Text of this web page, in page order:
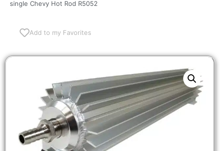
FAHRWERK
KÜHLUNG
MOTOR
SALE %
NEW
HOT
single Chevy Hot Rod R5052
Add to my Favorites